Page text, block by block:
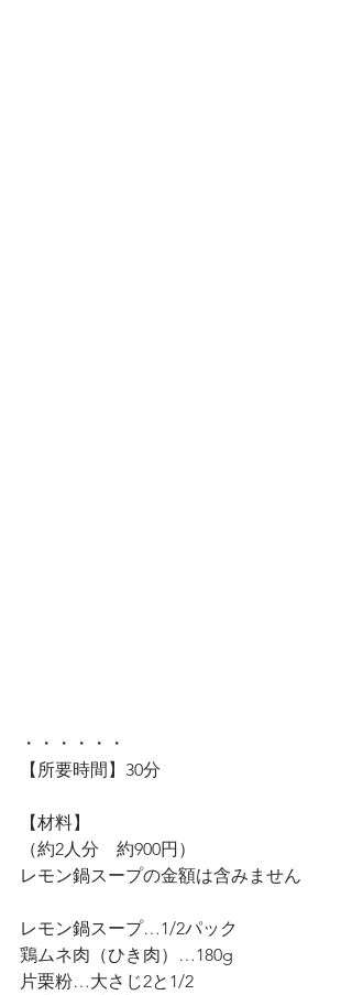
・・・・・・
【所要時間】30分
【材料】
（約2人分　約900円）
レモン鍋スープの金額は含みません
レモン鍋スープ…1/2パック
鶏ムネ肉（ひき肉）…180g
片栗粉…大さじ2と1/2